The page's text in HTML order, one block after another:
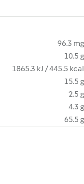
96.3 mg
10.5 g
1865.3 kJ / 445.5 kcal
15.5 g
2.5 g
4.3 g
65.5 g